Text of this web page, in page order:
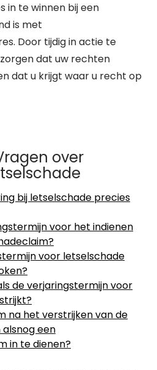
in te winnen bij een
is met
Door tijdig in actie te
dat uw rechten
dat u krijgt waar u recht op
over
bij letselschade precies
voor het indienen
voor letselschade
de verjaringstermijn voor
na het verstrijken van de
een
in te dienen?